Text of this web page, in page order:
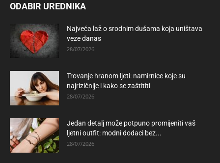
ODABIR UREDNIKA
Najveća laž o srodnim dušama koja uništava
veze danas
28/07/2026
Trovanje hranom ljeti: namirnice koje su
najrizičnije i kako se zaštititi
28/07/2026
Jedan detalj može potpuno promijeniti vaš
ljetni outfit: modni dodaci bez...
28/07/2026